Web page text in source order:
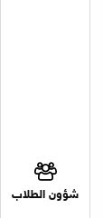
شؤون الطلاب